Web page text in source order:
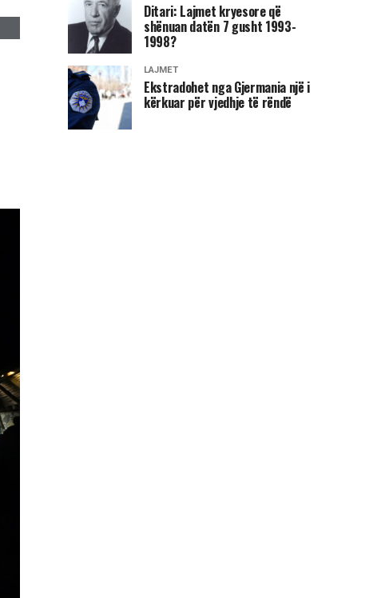
Ditari: Lajmet kryesore që
shënuan datën 7 gusht 1993-
1998?
LAJMET
Ekstradohet nga Gjermania një i
kërkuar për vjedhje të rëndë